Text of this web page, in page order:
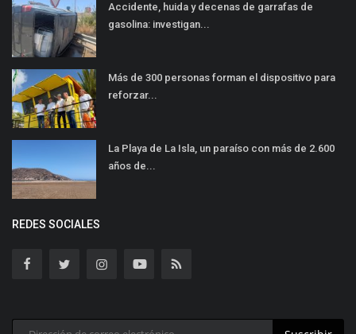
Accidente, huida y decenas de garrafas de
gasolina: investigan...
Más de 300 personas forman el dispositivo para
reforzar...
La Playa de La Isla, un paraíso con más de 2.600
años de...
REDES SOCIALES